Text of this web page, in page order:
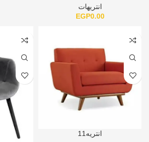
انتريهات
EGP0.00
انتريه11